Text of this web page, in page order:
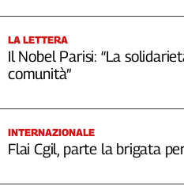
LA LETTERA
Il Nobel Parisi: “La
comunità”
INTERNAZIONALE
Flai Cgil, parte la brigata